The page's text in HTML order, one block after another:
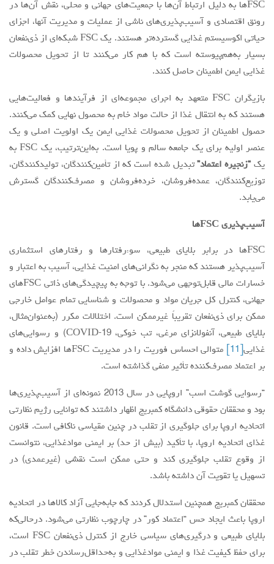
FSCها به دلیل ارتباط آن‌ها با جمعیت‌های جهانی و محلی، نقش آن‌ها در
رونق اقتصادی و آسیب‌پذیری‌های ناشی از عملیات و مدیریت آنها، اجزای
حیاتی اکوسیستم غذایی گسترده‌تر هستند. یک FSC شبکه‌ای از ذی‌نفعان
بسیار به‌هم‌پیوسته است که با هم کار می‌کنند تا از تحویل محصولات
غذایی ایمن اطمینان حاصل کنند.
بازیگران FSC متعهد به اجرای مجموعه‌ای از فرآیندها و فعالیت‌هایی
هستند که به انتقال غذا از حالت مواد خام به محصول نهایی کمک می‌کنند.
حصول اطمینان از تحویل محصولات غذایی ایمن یک اولویت اصلی و یک
عنصر اولیه برای یک جامعه سالم و پویا است. به‌این‌ترتیب، یک FSC به
یک“زنجیره‌ اعتماد”تبدیل شده است که از تأمین‌کنندگان، ‌تولیدکنندگان،
توزیع‌کنندگان، عمده‌فروشان، خرده‌فروشان و ‌مصرف‌کنندگان گسترش
می‌یابد.
آسیب‌پذیری FSCها
FSCها در برابر بلایای طبیعی، سوءرفتارها و رفتارهای استثماری
آسیب‌پذیر هستند که منجر به نگرانی‌های امنیت غذایی، آسیب به اعتبار و
خسارات مالی قابل‌توجهی می‌شود. با توجه به پیچیدگی‌های ذاتی FSCهای
جهانی، کنترل کل جریان مواد و محصولات و شناسایی تمام عوامل خارجی
ممکن برای ذی‌نفعان تقریباً غیرممکن است. اختلالات مکرر (به‌عنوان‌مثال،
بلایای طبیعی، آنفولانزای مرغی، تب خوکی، COVID-19) و رسوایی‌های
غذایی[11]
متوالی احساس فوریت را در مدیریت FSCها افزایش داده و
بر اعتماد ‌مصرف‌کننده تأثیر منفی گذاشته است.
“رسوایی گوشت اسب” اروپایی در سال 2013 نمونه‌ای از آسیب‌پذیری‌ها
بود و محققان حقوقی دانشگاه کمبریج اظهار داشتند که توانایی رژیم نظارتی
اتحادیه اروپا برای جلوگیری از تقلب در چنین مقیاسی ناکافی است. قانون
غذای اتحادیه اروپا، با تأکید (بیش از حد) بر ایمنی موادغذایی، نتوانست
از وقوع تقلب جلوگیری کند و حتی ممکن است نقشی (غیرعمدی) در
تسهیل یا تقویت آن داشته باشد.
محققان کمبریج همچنین استدلال کردند که جابه‌جایی آزاد کالاها در اتحادیه
اروپا باعث ایجاد حس “اعتماد کور” در چارچوب نظارتی می‌شود. درحالی‌که
بلایای طبیعی و درگیری‌های سیاسی خارج از کنترل ذی‌نفعان FSC است،
برای حفظ کیفیت غذا و ایمنی موادغذایی و به‌حداقل‌رساندن خطر تقلب در